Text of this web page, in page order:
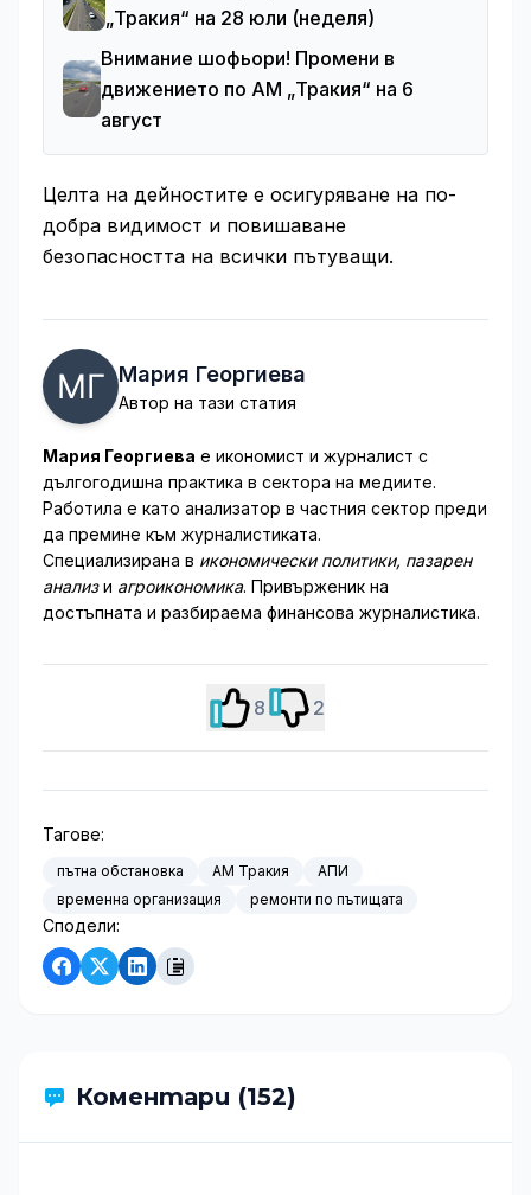
„Тракия“ на 28 юли (неделя)
Внимание шофьори! Промени в
движението по АМ „Тракия“ на 6
август
Целта на дейностите е осигуряване на по-
добра видимост и повишаване
безопасността на всички пътуващи.
Мария Георгиева
Автор на тази статия
Мария Георгиева е икономист и журналист с
дългогодишна практика в сектора на медиите.
Работила е като анализатор в частния сектор преди
да премине към журналистиката.
Специализирана в икономически политики, пазарен
анализи агроикономика. Привърженик на
достъпната и разбираема финансова журналистика.
8 2
Тагове:
пътна обстановка АМ Тракия
АПИ
временна организация
ремонти по пътищата
Сподели:
Коментари (152)